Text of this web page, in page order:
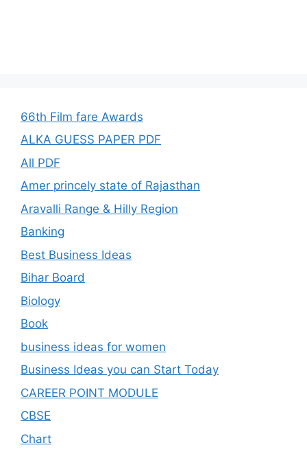
66th Film fare Awards
ALKA GUESS PAPER PDF
All PDF
Amer princely state of Rajasthan
Aravalli Range & Hilly Region
Banking
Best Business Ideas
Bihar Board
Biology
Book
business ideas for women
Business Ideas you can Start Today
CAREER POINT MODULE
CBSE
Chart